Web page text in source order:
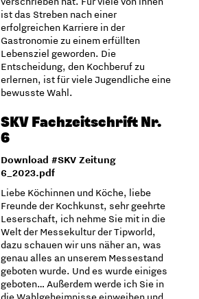
ist das Streben nach einer
erfolgreichen Karriere in der
Gastronomie zu einem erfüllten
Lebensziel geworden. Die
Entscheidung, den Kochberuf zu
erlernen, ist für viele Jugendliche eine
bewusste Wahl.
SKV Fachzeitschrift Nr.
6
Download #SKV Zeitung
6_2023.pdf
Liebe Köchinnen und Köche, liebe
Freunde der Kochkunst, sehr geehrte
Leserschaft, ich nehme Sie mit in die
Welt der Messekultur der Tipworld,
dazu schauen wir uns näher an, was
genau alles an unserem Messestand
geboten wurde. Und es wurde einiges
geboten… Außerdem werde ich Sie in